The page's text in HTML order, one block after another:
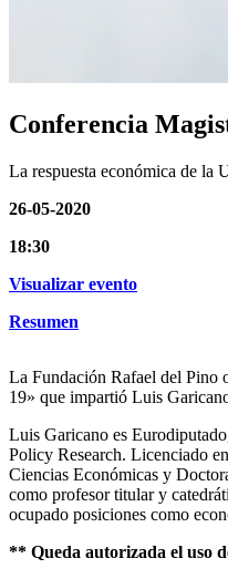
Conferencia
La respuesta económica de
26-05-2020
18:30
Visualizar evento
Resumen
La Fundación Rafael del Pino
19» que impartió Luis
Luis Garicano es
Policy Research. Licenciado
Ciencias Económicas y
como profesor titular y
ocupado posiciones como
** Queda autorizada el uso